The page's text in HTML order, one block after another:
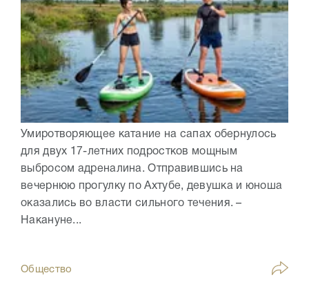
Умиротворяющее катание на сапах обернулось
для двух 17-летних подростков мощным
выбросом адреналина. Отправившись на
вечернюю прогулку по Ахтубе, девушка и юноша
оказались во власти сильного течения. –
Накануне...
Общество